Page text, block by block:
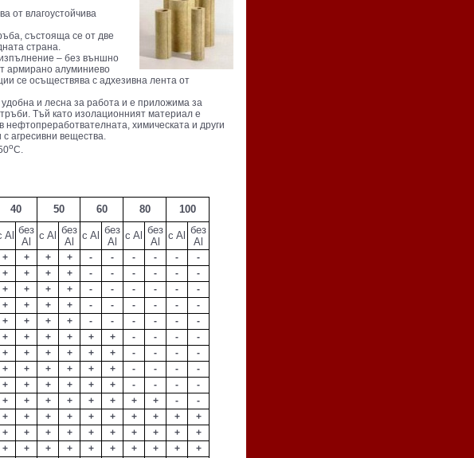
от влагоустойчива
състояща се от две
страна.
– без външно
армирано алуминиево
се осъществява с адхезивна лента от
и лесна за работа и е приложима за
Тъй като изолационният материал е
нефтопреработвателната, химическата и други
агресивни вещества.
оС.
40 50 60 80
100
Al без
Al
c Al без
Al
c Al без
Al
c Al без
Al
c Al без
Al
+ + + + - - - - -
-
+ + + + - - - - -
-
+ + + + - - - - -
-
+ + + + - - - - -
-
+ + + + - - - - -
-
+ + + + + + - - -
-
+ + + + + + - - -
-
+ + + + + + - - -
-
+ + + + + + - - -
-
+ + + + + + + + -
-
+ + + + + + + + +
+
+ + + + + + + + +
+
+ + + + + + + + +
+